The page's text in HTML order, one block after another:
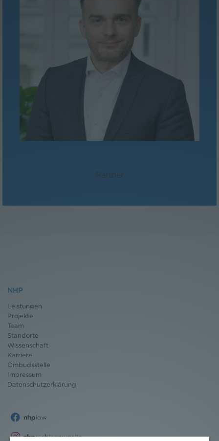
Partner
NHP
Leistungen
Projekte
Team
Standorte
Wissenschaft
Karriere
Ombudsstelle
Impressum
Datenschutzerklärung